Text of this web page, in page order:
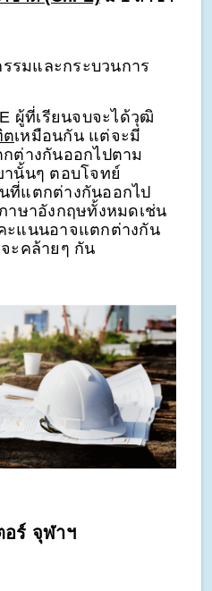
รมและกระบวนการ
ผู้ที่เรียนจบจะได้วุฒิ
ตเหมือนกัน แต่จะมี
ต่างกันออกไปตาม
านั้นๆ ตอบโจทย์
ที่แตกต่างกันออกไป
าษาอังกฤษทั้งหมดเช่น
แนนอาจแตกต่างกัน
ะคล้ายๆ กัน
อร์ จุฬาฯ